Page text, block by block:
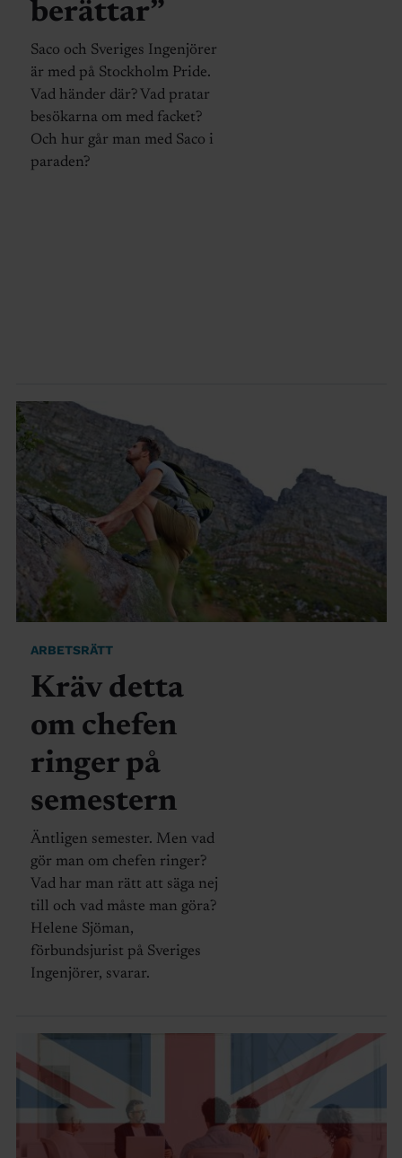
berättar”
Saco och Sveriges Ingenjörer
är med på Stockholm Pride.
Vad händer där? Vad pratar
besökarna om med facket?
Och hur går man med Saco i
paraden?
ARBETSRÄTT
Kräv detta
om chefen
ringer på
semestern
Äntligen semester. Men vad
gör man om chefen ringer?
Vad har man rätt att säga nej
till och vad måste man göra?
Helene Sjöman,
förbundsjurist på Sveriges
Ingenjörer, svarar.